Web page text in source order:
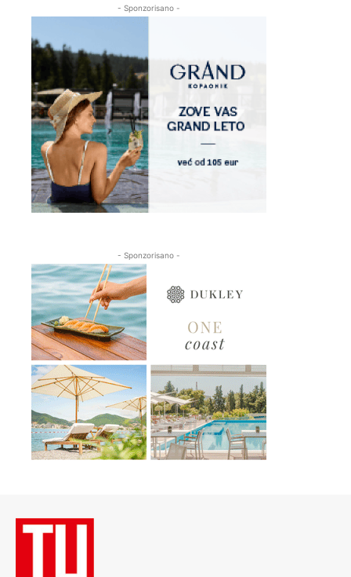
- Sponzorisano -
- Sponzorisano -